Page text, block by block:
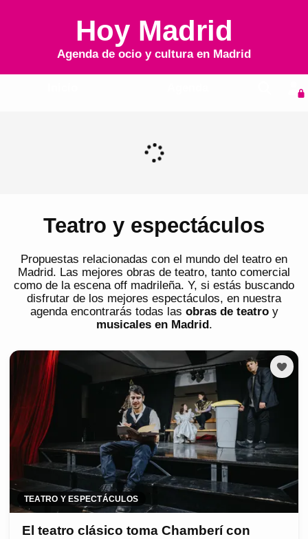
Hoy Madrid
Agenda de ocio y cultura en Madrid
Teatro y espectáculos
Propuestas relacionadas con el mundo del teatro en
Madrid. Las mejores obras de teatro, tanto comercial
como de la escena off madrileña. Y, si estás buscando
disfrutar de los mejores espectáculos, en nuestra
agenda encontrarás todas las obras de teatroy
musicales en Madrid.
TEATRO Y ESPECTÁCULOS
El teatro clásico toma Chamberí con